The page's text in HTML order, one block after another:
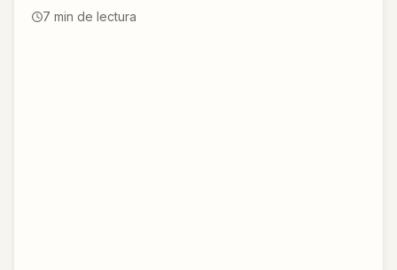
7 min de lectura